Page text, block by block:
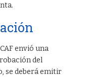
envió una
del
se deberá emitir